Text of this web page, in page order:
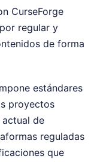
CurseForge
regular y
de forma
estándares
proyectos
de
reguladas
que